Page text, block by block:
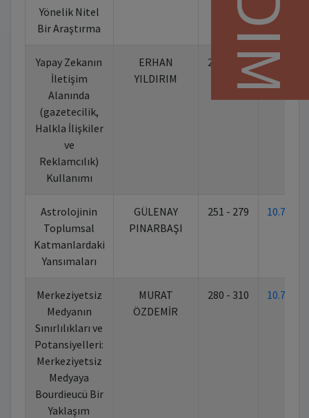
Yönelik Nitel
Bir Araştırma
Yapay Zekanın
İletişim
Alanında
(gazetecilik,
Halkla İlişkiler
ve
Reklamcılık)
Kullanımı
ERHAN
YILDIRIM
216 - 250
Astrolojinin
Toplumsal
Katmanlardaki
Yansımaları
GÜLENAY
PINARBAŞI
251 - 279
Merkeziyetsiz
Medyanın
Sınırlılıkları ve
Potansiyelleri:
Merkeziyetsiz
Medyaya
Bourdieucü Bir
Yaklaşım
MURAT
ÖZDEMİR
280 - 310